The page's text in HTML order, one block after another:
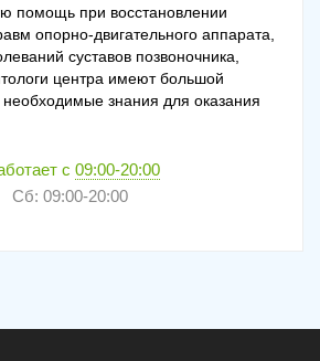
помощь при восстановлении
опорно-двигательного аппарата,
суставов позвоночника,
центра имеют большой
необходимые знания для оказания
с 09:00-20:00
Сб: 09:00-20:00